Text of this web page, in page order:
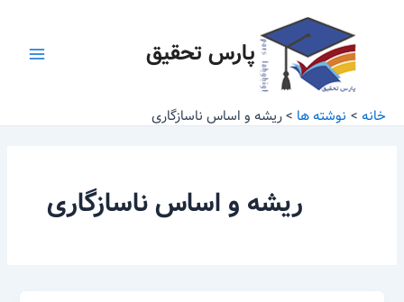
پارس تحقیق
خانه نوشته ها ریشه و اساس ناسازگاری
ریشه و اساس ناسازگاری